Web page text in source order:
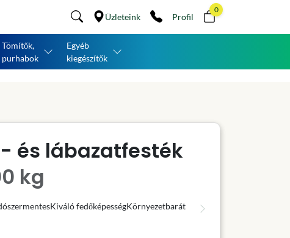
Üzleteink Profil
0
Tömítők,
purhabok
Egyéb
kiegészítők
és lábazatfesték
kg
Kiváló fedőképességKörnyezetbarát